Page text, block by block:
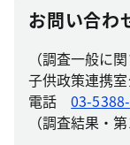
お問い合わ
（調査一般に
子供政策連携
電話03-
（調査結果・